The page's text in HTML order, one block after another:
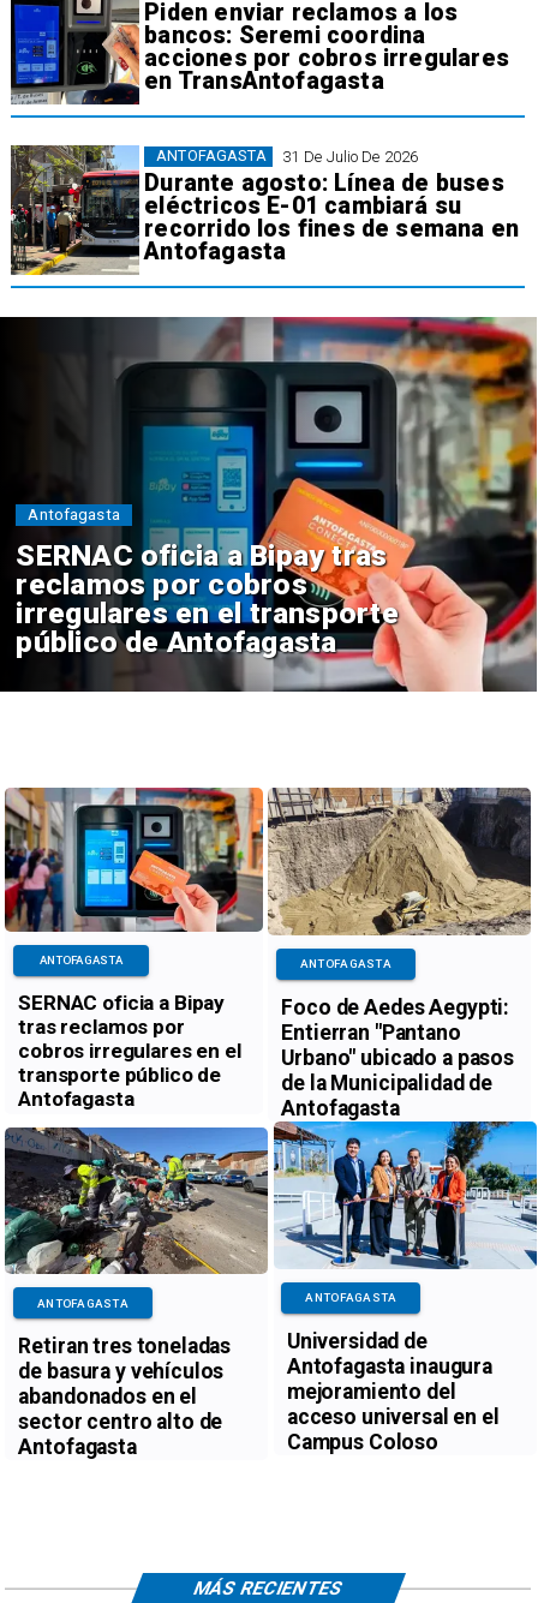
Piden enviar reclamos a los
bancos: Seremi coordina
acciones por cobros irregulares
en TransAntofagasta
31 De Julio De 2026
Durante agosto: Línea de buses
eléctricos E-01 cambiará su
recorrido los fines de semana en
Antofagasta
ANTOFAGASTA
SERNAC oficia a Bipay tras
reclamos por cobros
irregulares en el transporte
público de Antofagasta
Antofagasta
SERNAC oficia a Bipay
tras reclamos por
cobros irregulares en el
transporte público de
Antofagasta
ANTOFAGASTA
Foco de Aedes Aegypti:
Entierran "Pantano
Urbano" ubicado a pasos
de la Municipalidad de
Antofagasta
ANTOFAGASTA
Retiran tres toneladas
de basura y vehículos
abandonados en el
sector centro alto de
Antofagasta
ANTOFAGASTA
Universidad de
Antofagasta inaugura
mejoramiento del
acceso universal en el
Campus Coloso
ANTOFAGASTA
MÁS RECIENTES